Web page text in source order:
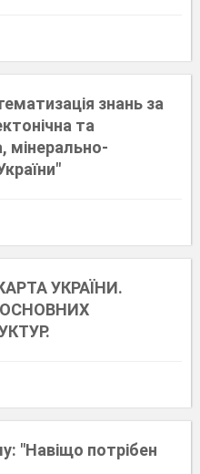
знань за
та
мінерально-
УКРАЇНИ.
"Навіщо потрібен